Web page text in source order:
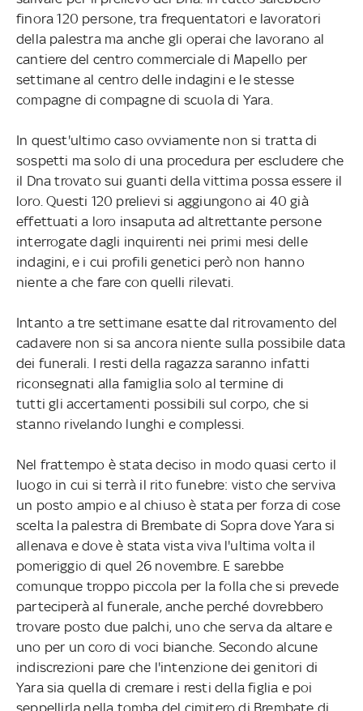
finora 120 persone, tra frequentatori e lavoratori
della palestra ma anche gli operai che lavorano al
cantiere del centro commerciale di Mapello per
settimane al centro delle indagini e le stesse
compagne di compagne di scuola di Yara.
In quest'ultimo caso ovviamente non si tratta di
sospetti ma solo di una procedura per escludere che
il Dna trovato sui guanti della vittima possa essere il
loro. Questi 120 prelievi si aggiungono ai 40 già
effettuati a loro insaputa ad altrettante persone
interrogate dagli inquirenti nei primi mesi delle
indagini, e i cui profili genetici però non hanno
niente a che fare con quelli rilevati.
Intanto a tre settimane esatte dal ritrovamento del
cadavere non si sa ancora niente sulla possibile data
dei funerali. I resti della ragazza saranno infatti
riconsegnati alla famiglia solo al termine di
tutti gli accertamenti possibili sul corpo, che si
stanno rivelando lunghi e complessi.
Nel frattempo è stata deciso in modo quasi certo il
luogo in cui si terrà il rito funebre: visto che serviva
un posto ampio e al chiuso è stata per forza di cose
scelta la palestra di Brembate di Sopra dove Yara si
allenava e dove è stata vista viva l'ultima volta il
pomeriggio di quel 26 novembre. E sarebbe
comunque troppo piccola per la folla che si prevede
parteciperà al funerale, anche perché dovrebbero
trovare posto due palchi, uno che serva da altare e
uno per un coro di voci bianche. Secondo alcune
indiscrezioni pare che l'intenzione dei genitori di
Yara sia quella di cremare i resti della figlia e poi
seppellirla nella tomba del cimitero di Brembate di